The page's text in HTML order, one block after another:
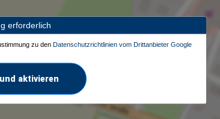
erforderlich
zu den Datenschutzrichtlinien vom Drittanbieter Google
aktivieren